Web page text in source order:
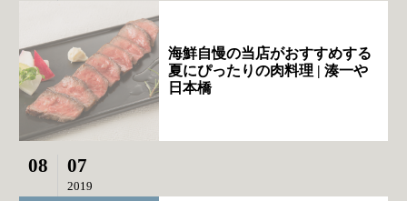
海鮮自慢の当店がおすすめする
夏にぴったりの肉料理 | 湊一や
日本橋
08 07
2019